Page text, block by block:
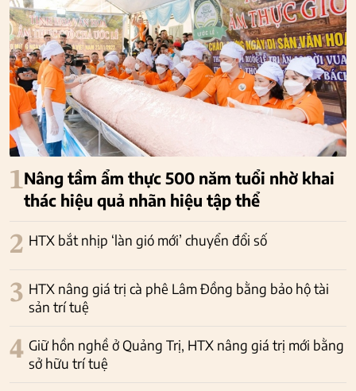
1Nâng tầm ẩm thực 500 năm tuổi nhờ khai
thác hiệu quả nhãn hiệu tập thể
2 HTX bắt nhịp ‘làn gió mới’ chuyển đổi số
3 HTX nâng giá trị cà phê Lâm Đồng bằng bảo hộ tài
sản trí tuệ
4 Giữ hồn nghề ở Quảng Trị, HTX nâng giá trị mới bằng
sở hữu trí tuệ